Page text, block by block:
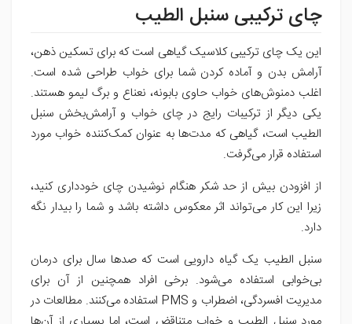
چای ترکیبی سنبل الطیب
این یک چای ترکیبی کلاسیک گیاهی است که برای تسکین ذهن،
آرامش بدن و آماده کردن شما برای خواب طراحی شده است.
اغلب دمنوش‌های خواب حاوی بابونه، نعناع و برگ لیمو هستند.
یکی دیگر از ترکیبات رایج در چای خواب و آرامش‌بخش سنبل
الطیب است، گیاهی که مدت‌ها به عنوان کمک‌کننده خواب مورد
استفاده قرار می‌گرفت.
از افزودن بیش از حد شکر هنگام نوشیدن چای خودداری کنید،
زیرا این کار می‌تواند اثر معکوس داشته باشد و شما را بیدار نگه
دارد.
سنبل الطیب یک گیاه دارویی است که صدها سال برای درمان
بی‌خوابی استفاده می‌شود. برخی افراد همچنین از آن برای
مدیریت افسردگی، اضطراب و PMS استفاده می‌کنند. مطالعات در